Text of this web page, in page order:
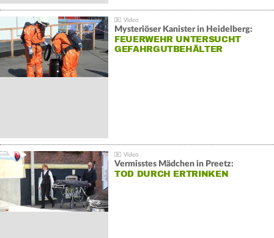
Mysteriöser Kanister in Heidelberg:
FEUERWEHR UNTERSUCHT
GEFAHRGUTBEHÄLTER
Vermisstes Mädchen in Preetz:
TOD DURCH ERTRINKEN